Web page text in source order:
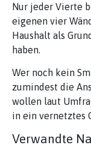
Nur jeder Vierte
eigenen vier
Haushalt als
haben.
Wer noch kein
zumindest die
wollen laut
in ein vernetztes
Verwandte